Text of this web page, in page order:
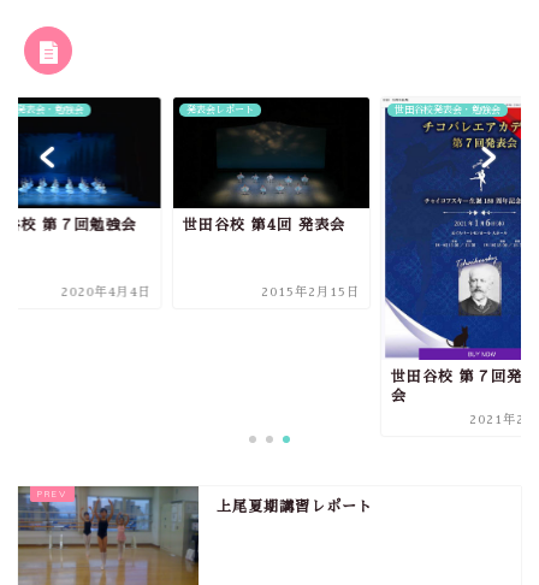
レポート
谷校 第4回 発表会
2015年2月15日
世田谷校発表会・勉強会 世田谷校発表会・勉強会
世田谷校 第７回勉
2020年4
上尾夏期講習レポート